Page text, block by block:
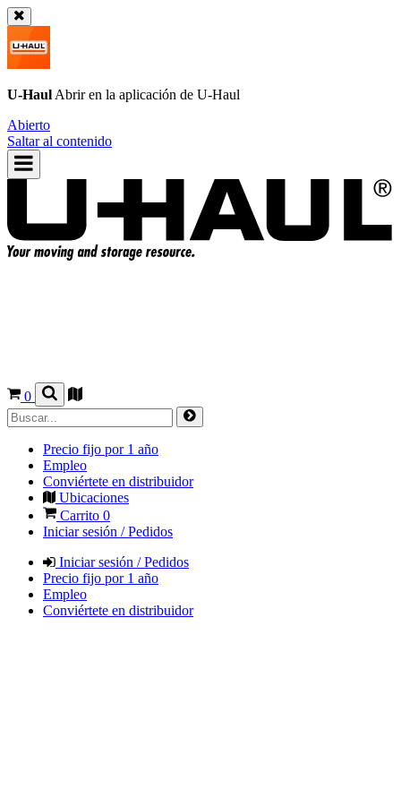
U-Haul Abrir en la aplicación de U-Haul
Abierto
Saltar al contenido
0
Precio fijo por 1 año
Empleo
Conviértete en distribuidor
Ubicaciones
Carrito 0
Iniciar sesión / Pedidos
Iniciar sesión / Pedidos
Precio fijo por 1 año
Empleo
Conviértete en distribuidor